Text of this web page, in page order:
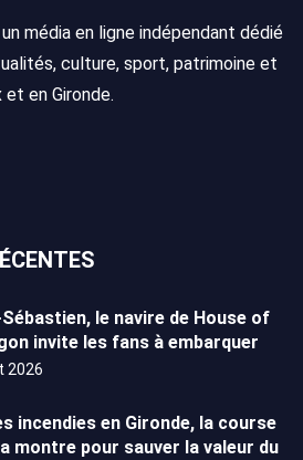
média en ligne indépendant dédié
culture, sport, patrimoine et
en Gironde.
le navire de House of
invite les fans à embarquer
2026
incendies en Gironde, la course
montre pour sauver la valeur du